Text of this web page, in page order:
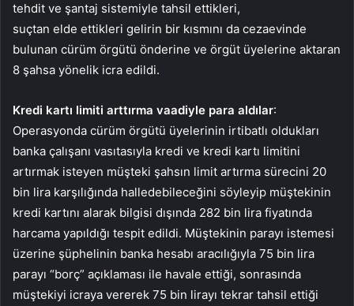
tehdit ve şantaj sistemiyle tahsil ettikleri,
suçtan elde ettikleri gelirin bir kısmını da cezaevinde
bulunan cürüm örgütü önderine ve örgüt üyelerine aktaran
8 şahsa yönelik icra edildi.
Kredi kartı limiti arttırma vaadiyle para aldılar:
Operasyonda cürüm örgütü üyelerinin irtibatlı oldukları
banka çalışanı vasıtasıyla kredi ve kredi kartı limitini
artırmak isteyen müşteki şahsın limit artırma sürecini 20
bin lira karşılığında halledebileceğini söyleyip müştekinin
kredi kartını alarak bilgisi dışında 282 bin lira fiyatında
harcama yapıldığı tespit edildi. Müştekinin parayı istemesi
üzerine şüphelinin banka hesabı aracılığıyla 75 bin lira
parayı “borç” açıklaması ile havale ettiği, sonrasında
müştekiyi icraya vererek 75 bin lirayı tekrar tahsil ettiği